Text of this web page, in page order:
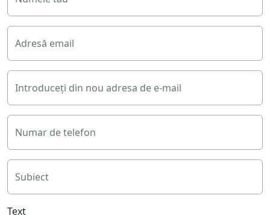
Adresă email
Introduceți din nou adresa de e-mail
Numar de telefon
Subiect
Text